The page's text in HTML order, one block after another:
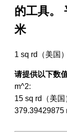
的工具。
米
1 sq rd（美国
请提供以下数
m^2:
15 sq rd（美
379.39429875